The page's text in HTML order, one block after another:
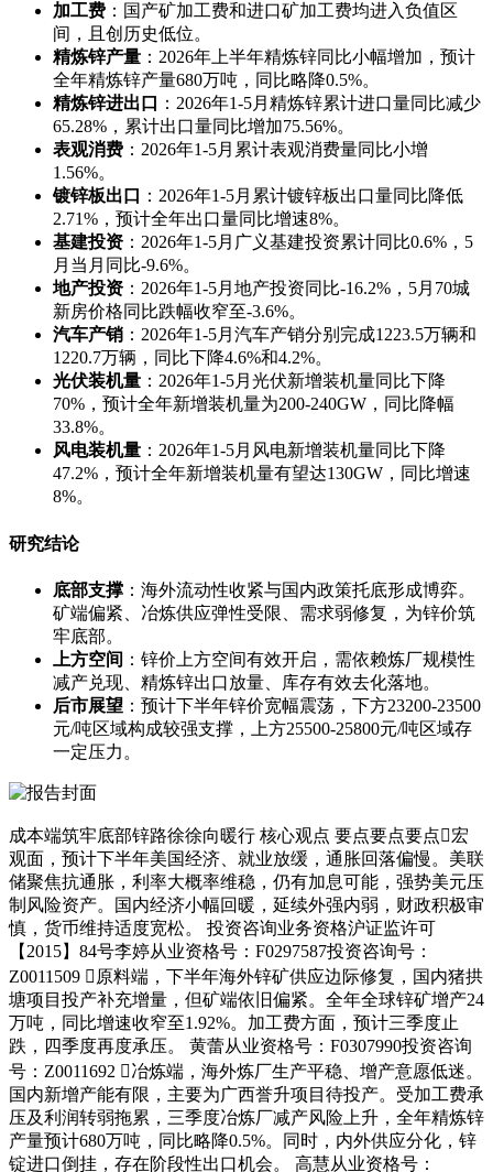
加工费 ：国产矿加工费和进口矿加工费均进入负值区
间，且创历史低位。
精炼锌产量 ：2026年上半年精炼锌同比小幅增加，预计
全年精炼锌产量680万吨，同比略降0.5%。
精炼锌进出口
：2026年1-5月精炼锌累计进口量同比减少
65.28%，累计出口量同比增加75.56%。
表观消费 ：2026年1-5月累计表观消费量同比小增
1.56%。
镀锌板出口
：2026年1-5月累计镀锌板出口量同比降低
2.71%，预计全年出口量同比增速8%。
基建投资 ：2026年1-5月广义基建投资累计同比0.6%，5
月当月同比-9.6%。
地产投资 ：2026年1-5月地产投资同比-16.2%，5月70城
新房价格同比跌幅收窄至-3.6%。
汽车产销 ：2026年1-5月汽车产销分别完成1223.5万辆和
1220.7万辆，同比下降4.6%和4.2%。
光伏装机量 ：2026年1-5月光伏新增装机量同比下降
70%，预计全年新增装机量为200-240GW，同比降幅
33.8%。
风电装机量 ：2026年1-5月风电新增装机量同比下降
47.2%，预计全年新增装机量有望达130GW，同比增速
8%。
研究结论
底部支撑 ：海外流动性收紧与国内政策托底形成博弈。
矿端偏紧、冶炼供应弹性受限、需求弱修复，为锌价筑
牢底部。
上方空间 ：锌价上方空间有效开启，需依赖炼厂规模性
减产兑现、精炼锌出口放量、库存有效去化落地。
后市展望 ：预计下半年锌价宽幅震荡，下方23200-23500
元/吨区域构成较强支撑，上方25500-25800元/吨区域存
一定压力。
成本端筑牢底部锌路徐徐向暖行 核心观点 要点要点要点宏
观面，预计下半年美国经济、就业放缓，通胀回落偏慢。美联
储聚焦抗通胀，利率大概率维稳，仍有加息可能，强势美元压
制风险资产。国内经济小幅回暖，延续外强内弱，财政积极审
慎，货币维持适度宽松。 投资咨询业务资格沪证监许可
【2015】84号李婷从业资格号：F0297587投资咨询号：
Z0011509 原料端，下半年海外锌矿供应边际修复，国内猪拱
塘项目投产补充增量，但矿端依旧偏紧。全年全球锌矿增产24
万吨，同比增速收窄至1.92%。加工费方面，预计三季度止
跌，四季度再度承压。 黄蕾从业资格号：F0307990投资咨询
号：Z0011692 冶炼端，海外炼厂生产平稳、增产意愿低迷。
国内新增产能有限，主要为广西誉升项目待投产。受加工费承
压及利润转弱拖累，三季度冶炼厂减产风险上升，全年精炼锌
产量预计680万吨，同比略降0.5%。同时，内外供应分化，锌
锭进口倒挂，存在阶段性出口机会。 高慧从业资格号：